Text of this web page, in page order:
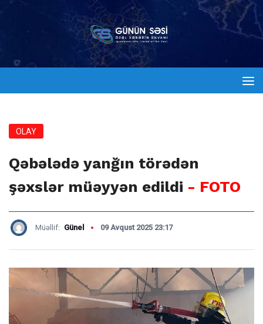
OLAY
Qəbələdə yanğın törədən
şəxslər müəyyən edildi - FOTO
Müəllif: Günel 09 Avqust 2025 23:17